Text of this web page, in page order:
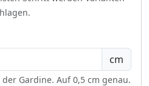
cm
Gardine. Auf 0,5 cm genau.